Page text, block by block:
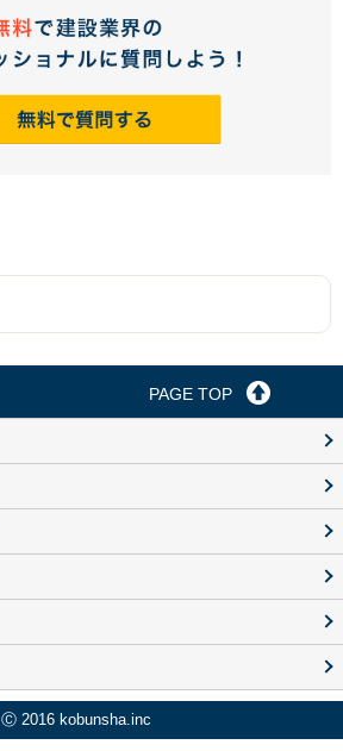
PAGE TOP
Ⓒ 2016 kobunsha.inc